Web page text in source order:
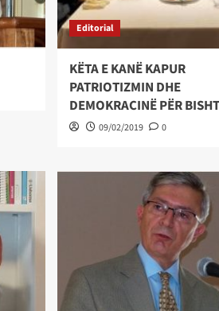
Editorial
KËTA E KANË KAPUR
PATRIOTIZMIN DHE
DEMOKRACINË PËR
09/02/2019 0